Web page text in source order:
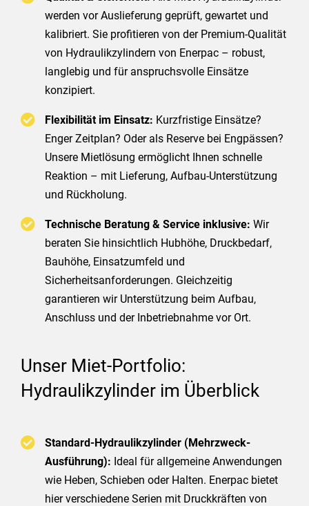
werden vor Auslieferung geprüft, gewartet und
kalibriert. Sie profitieren von der Premium-Qualität
von Hydraulikzylindern von Enerpac – robust,
langlebig und für anspruchsvolle Einsätze
konzipiert.
Flexibilität im Einsatz: Kurzfristige Einsätze?
Enger Zeitplan? Oder als Reserve bei Engpässen?
Unsere Mietlösung ermöglicht Ihnen schnelle
Reaktion – mit Lieferung, Aufbau-Unterstützung
und Rückholung.
Technische Beratung & Service inklusive: Wir
beraten Sie hinsichtlich Hubhöhe, Druckbedarf,
Bauhöhe, Einsatzumfeld und
Sicherheitsanforderungen. Gleichzeitig
garantieren wir Unterstützung beim Aufbau,
Anschluss und der Inbetriebnahme vor Ort.
Unser Miet-Portfolio:
Hydraulikzylinder im Überblick
Standard-Hydraulikzylinder (Mehrzweck-
Ausführung): Ideal für allgemeine Anwendungen
wie Heben, Schieben oder Halten. Enerpac bietet
hier verschiedene Serien mit Druckkräften von